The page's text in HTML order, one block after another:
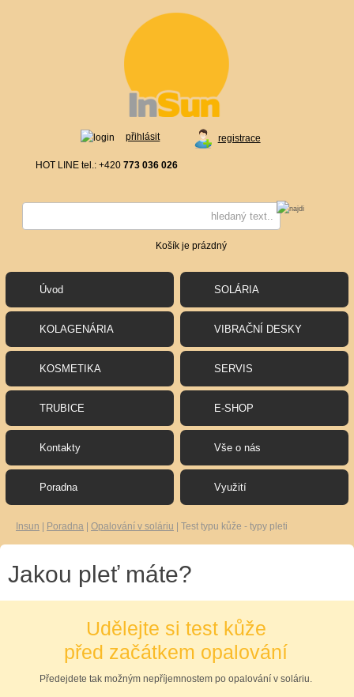
registrace
přihlásit
HOT LINE tel.: +420 773 036 026
Košík je prázdný
Úvod SOLÁRIA
KOLAGENÁRIA VIBRAČNÍ DESKY
KOSMETIKA SERVIS
TRUBICE E-SHOP
Kontakty Vše o nás
Poradna Využití
Insun Poradna Opalování v soláriu Test typu kůže - typy pleti
Jakou pleť máte?
Udělejte si test kůže
před začátkem opalování
Předejdete tak možným nepříjemnostem po opalování v soláriu.